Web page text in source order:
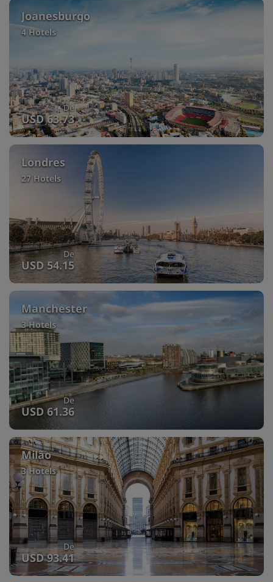
Joanesburgo
4 Hotels
De
USD 63.73
Londres
27 Hotels
De
USD 54.15
Manchester
3 Hotels
De
USD 61.36
Milão
3 Hotels
De
USD 93.41